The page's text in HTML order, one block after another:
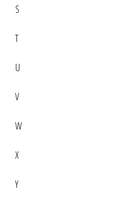
S
T
U
V
W
X
Y